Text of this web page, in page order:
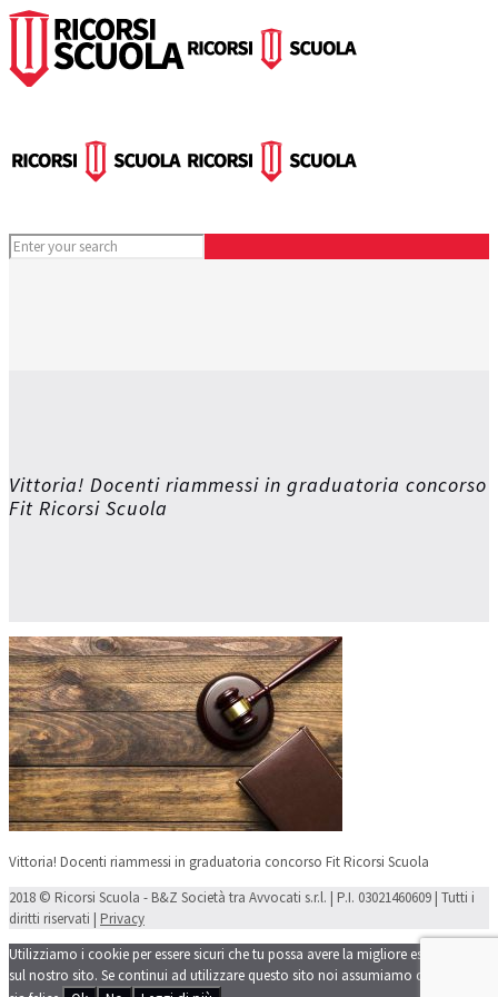
Vittoria! Docenti riammessi in graduatoria concorso
Fit Ricorsi Scuola
Vittoria! Docenti riammessi in graduatoria concorso Fit Ricorsi Scuola
2018 © Ricorsi Scuola - B&Z Società tra Avvocati s.r.l. | P.I. 03021460609 | Tutti i
diritti riservati | Privacy
Utilizziamo i cookie per essere sicuri che tu possa avere la migliore esperienza
sul nostro sito. Se continui ad utilizzare questo sito noi assumiamo che tu ne